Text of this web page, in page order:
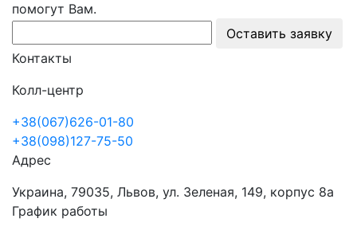
помогут Вам.
Оставить заявку
Контакты
Колл-центр
+38(067)626-01-80
+38(098)127-75-50
Адрес
Украина, 79035, Львов, ул. Зеленая, 149, корпус 8а
График работы